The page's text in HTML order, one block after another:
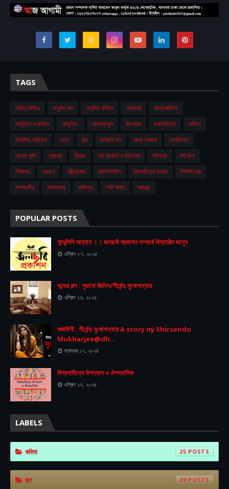
TAGS
অডিও ভিডিও অনুবাদ গল্প অনূদিত কবিতা অন্যান্য
আন্তর্জাতিক
আবৃত্তি ও কবিতা
আবৃত্তি. আলমাহমুদ উপন্যাস কথাসাহিত্য
কবিতা
ক্লাসিক সাহিত্য
খেলা গল্প জলছবি শপ জানা-অজানা
দেশবিদেশ
প্রথম ‍পৃষ্ঠা
প্রবন্ধ ফিচার বই প্রকাশ ও বইমেলা বইপত্র
বইমেলা
বিজ্ঞাপন
ভ্রমণ রবীন্দ্রনাথ লাইফস্টাইল শিল্পসাহিত্য সংবাদ
শিশুকিশোর
সম্পাদকীয়
সাক্ষাৎকার সাহিত্য স্পট লাইট স্বাস্থ্য
POPULAR POSTS
পান্ডুলিপি আহ্বান ।। জলছবি প্রকাশন সম্পর্কে বিস্তারিত জানুন
এপ্রিল ০৭, ২০২৫
ভূতের গল্প : পুরানো জিনিস/শীর্ষেন্দু মুখোপাধ্যায়
এপ্রিল ১৩, ২০২৫
শুভা‌ষিণী : শী‌র্ষেন্দু মু‌খোপাধ‌্যায় A story ny Shirsendo
Mukharjee@dh...
নভেম্বর ১৭, ২০২৪
বিশ্বসাহিত্যে উপন্যাস ও ঔপন্যাসিক
এপ্রিল ১৩, ২০২৫
LABELS
কবিতা 25
গল্প 29